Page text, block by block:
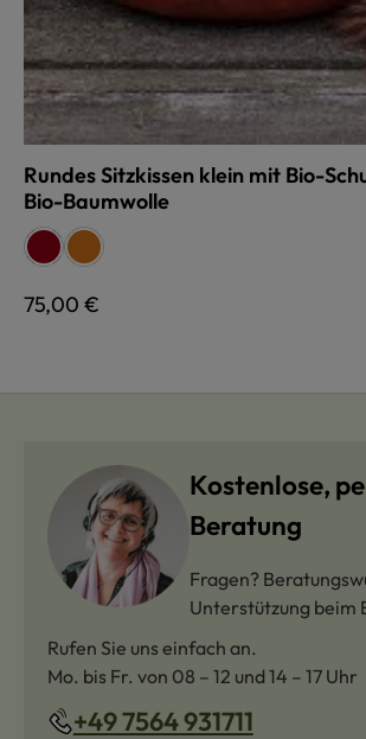
Rundes Sitzkissen klein mit Bio-
Bio-Baumwolle
Farbe auswählen
rot terra
Regulärer Preis:
75,00 €
Kostenlose,
Beratung
Fragen?
Unterstützung beim
Rufen Sie uns einfach an.
Mo. bis Fr. von 08 – 12 und 14 – 17 Uhr
+49 7564 931711